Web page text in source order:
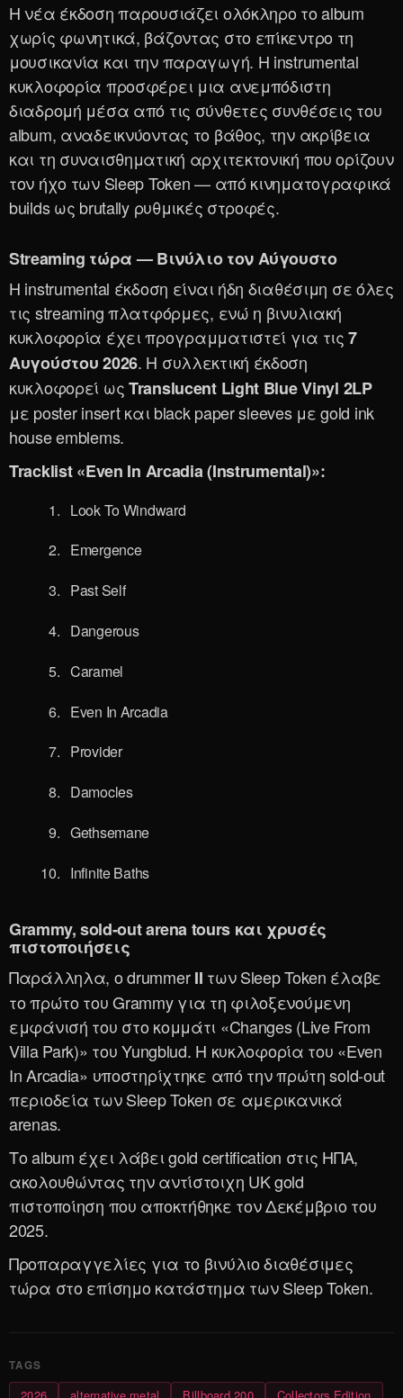
Η νέα έκδοση παρουσιάζει ολόκληρο το album
χωρίς φωνητικά, βάζοντας στο επίκεντρο τη
μουσικανία και την παραγωγή. Η instrumental
κυκλοφορία προσφέρει μια ανεμπόδιστη
διαδρομή μέσα από τις σύνθετες συνθέσεις του
album, αναδεικνύοντας το βάθος, την ακρίβεια
και τη συναισθηματική αρχιτεκτονική που ορίζουν
τον ήχο των Sleep Token — από κινηματογραφικά
builds ως brutally ρυθμικές στροφές.
Streaming τώρα — Βινύλιο τον Αύγουστο
Η instrumental έκδοση είναι ήδη διαθέσιμη σε όλες
τις streaming πλατφόρμες, ενώ η βινυλιακή
κυκλοφορία έχει προγραμματιστεί για τις7
Αυγούστου 2026. Η συλλεκτική έκδοση
κυκλοφορεί ωςTranslucent Light Blue Vinyl 2LP
με poster insert και black paper sleeves με gold ink
house emblems.
Tracklist «Even In Arcadia (Instrumental)»:
Look To Windward
Emergence
Past Self
Dangerous
Caramel
Even In Arcadia
Provider
Damocles
Gethsemane
Infinite Baths
Grammy, sold-out arena tours και χρυσές
πιστοποιήσεις
Παράλληλα, ο drummerII των Sleep Token έλαβε
το πρώτο του Grammy για τη φιλοξενούμενη
εμφάνισή του στο κομμάτι «Changes (Live From
Villa Park)» του Yungblud. Η κυκλοφορία του «Even
In Arcadia» υποστηρίχτηκε από την πρώτη sold-out
περιοδεία των Sleep Token σε αμερικανικά
arenas.
Το album έχει λάβει gold certification στις ΗΠΑ,
ακολουθώντας την αντίστοιχη UK gold
πιστοποίηση που αποκτήθηκε τον Δεκέμβριο του
2025.
Προπαραγγελίες για το βινύλιο διαθέσιμες
τώρα στο επίσημο κατάστημα των Sleep Token.